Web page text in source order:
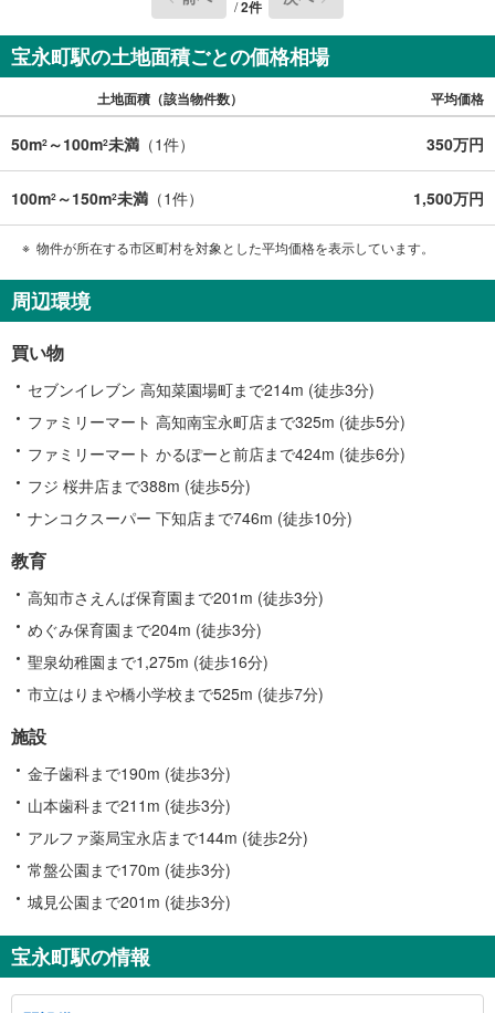
/2件
宝永町駅の土地面積ごとの価格相場
土地面積（該当物件数） 平均価格
50m2 ～100m2未満 （1件） 350万円
100m2 ～150m2未満 （1件） 1,500万円
物件が所在する市区町村を対象とした平均価格を表示しています。
周辺環境
買い物
セブンイレブン 高知菜園場町まで214m (徒歩3分)
ファミリーマート 高知南宝永町店まで325m (徒歩5分)
ファミリーマート かるぽーと前店まで424m (徒歩6分)
フジ 桜井店まで388m (徒歩5分)
ナンコクスーパー 下知店まで746m (徒歩10分)
教育
高知市さえんば保育園まで201m (徒歩3分)
めぐみ保育園まで204m (徒歩3分)
聖泉幼稚園まで1,275m (徒歩16分)
市立はりまや橋小学校まで525m (徒歩7分)
施設
金子歯科まで190m (徒歩3分)
山本歯科まで211m (徒歩3分)
アルファ薬局宝永店まで144m (徒歩2分)
常盤公園まで170m (徒歩3分)
城見公園まで201m (徒歩3分)
宝永町駅の情報